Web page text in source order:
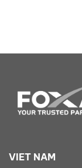
VIET NAM